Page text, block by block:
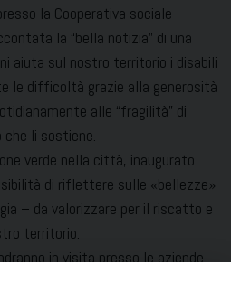
la Cooperativa sociale
la “bella notizia” di una
aiuta sul nostro territorio i disabili
le difficoltà grazie alla generosità
alle “fragilità” di
li sostiene.
verde nella città, inaugurato
di riflettere sulle «bellezze»
– da valorizzare per il riscatto e
territorio.
in visita presso le aziende